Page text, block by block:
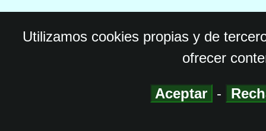
Utilizamos cookies propias y de
ofrecer
Aceptar -